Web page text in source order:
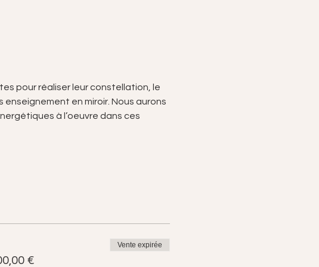
pour réaliser leur constellation, le
en miroir. Nous aurons
à l’oeuvre dans ces
€
Vente expirée